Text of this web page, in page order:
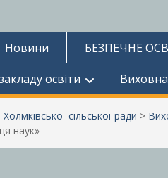
Новини БЕЗПЕЧНЕ
освіти
сільської ради >
наук»